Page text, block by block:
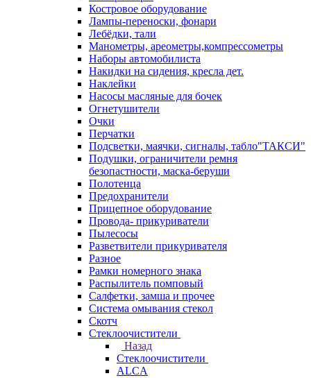
Костровое оборудование
Лампы-переноски, фонари
Лебёдки, тали
Манометры, ареометры,компрессометры
Наборы автомобилиста
Накидки на сидения, кресла дет.
Наклейки
Насосы масляные для бочек
Огнетушители
Очки
Перчатки
Подсветки, маячки, сигналы, табло"ТАКСИ"
Подушки, ограничители ремня
безопастности, маска-беруши
Полотенца
Предохранители
Прицепное оборудование
Провода- прикуриватели
Пылесосы
Разветвители прикуривателя
Разное
Рамки номерного знака
Распылитель помповый
Салфетки, замша и прочее
Система омывания стекол
Скотч
Стеклоочистители
Назад
Стеклоочистители
ALCA